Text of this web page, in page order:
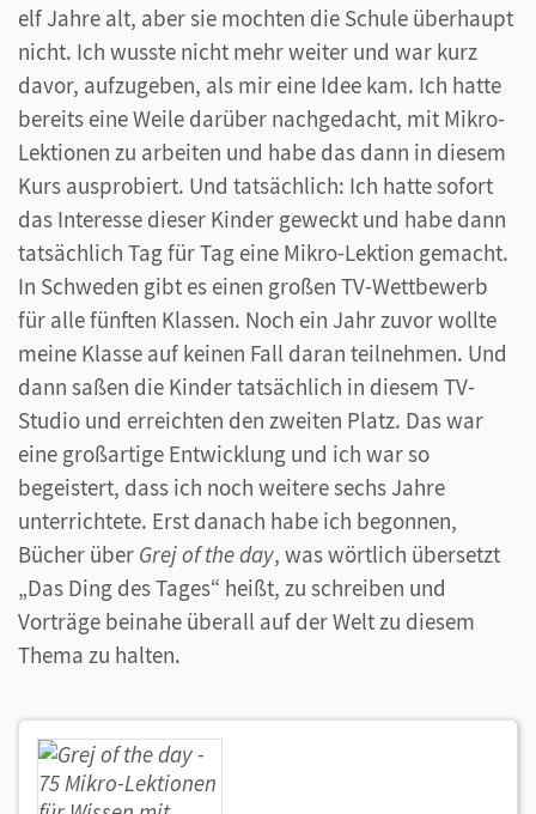
elf Jahre alt, aber sie mochten die Schule überhaupt
nicht. Ich wusste nicht mehr weiter und war kurz
davor, aufzugeben, als mir eine Idee kam. Ich hatte
bereits eine Weile darüber nachgedacht, mit Mikro-
Lektionen zu arbeiten und habe das dann in diesem
Kurs ausprobiert. Und tatsächlich: Ich hatte sofort
das Interesse dieser Kinder geweckt und habe dann
tatsächlich Tag für Tag eine Mikro-Lektion gemacht.
In Schweden gibt es einen großen TV-Wettbewerb
für alle fünften Klassen. Noch ein Jahr zuvor wollte
meine Klasse auf keinen Fall daran teilnehmen. Und
dann saßen die Kinder tatsächlich in diesem TV-
Studio und erreichten den zweiten Platz. Das war
eine großartige Entwicklung und ich war so
begeistert, dass ich noch weitere sechs Jahre
unterrichtete. Erst danach habe ich begonnen,
Bücher über Grej of the day, was wörtlich übersetzt
„Das Ding des Tages“ heißt, zu schreiben und
Vorträge beinahe überall auf der Welt zu diesem
Thema zu halten.